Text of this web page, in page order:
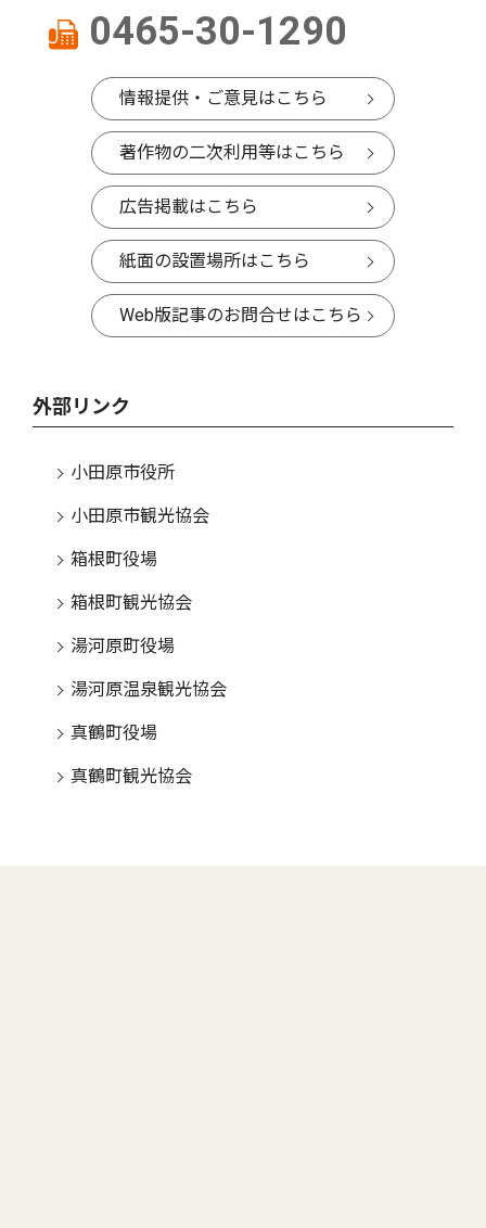
0465-30-1290
情報提供・ご意見はこちら
著作物の二次利用等はこちら
広告掲載はこちら
紙面の設置場所はこちら
Web版記事のお問合せはこちら
外部リンク
小田原市役所
小田原市観光協会
箱根町役場
箱根町観光協会
湯河原町役場
湯河原温泉観光協会
真鶴町役場
真鶴町観光協会